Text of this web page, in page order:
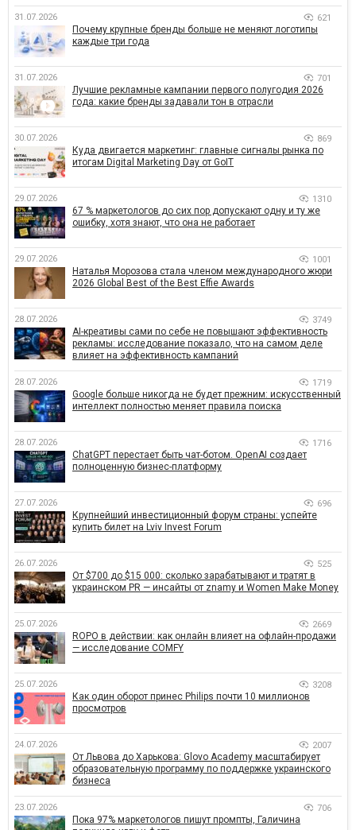
31.07.2026 621
Почему крупные бренды больше не меняют логотипы
каждые три года
31.07.2026 701
Лучшие рекламные кампании первого полугодия 2026
года: какие бренды задавали тон в отрасли
30.07.2026 869
Куда двигается маркетинг: главные сигналы рынка по
итогам Digital Marketing Day от GoIT
29.07.2026 1310
67 % маркетологов до сих пор допускают одну и ту же
ошибку, хотя знают, что она не работает
29.07.2026 1001
Наталья Морозова стала членом международного жюри
2026 Global Best of the Best Effie Awards
28.07.2026 3749
AI-креативы сами по себе не повышают эффективность
рекламы: исследование показало, что на самом деле
влияет на эффективность кампаний
28.07.2026 1719
Google больше никогда не будет прежним: искусственный
интеллект полностью меняет правила поиска
28.07.2026 1716
ChatGPT перестает быть чат-ботом. OpenAI создает
полноценную бизнес-платформу
27.07.2026 696
Крупнейший инвестиционный форум страны: успейте
купить билет на Lviv Invest Forum
26.07.2026 525
От $700 до $15 000: сколько зарабатывают и тратят в
украинском PR — инсайты от znamy и Women Make Money
25.07.2026 2669
ROPO в действии: как онлайн влияет на офлайн-продажи
— исследование COMFY
25.07.2026 3208
Как один оборот принес Philips почти 10 миллионов
просмотров
24.07.2026 2007
От Львова до Харькова: Glovo Academy масштабирует
образовательную программу по поддержке украинского
бизнеса
23.07.2026 706
Пока 97% маркетологов пишут промпты, Галичина